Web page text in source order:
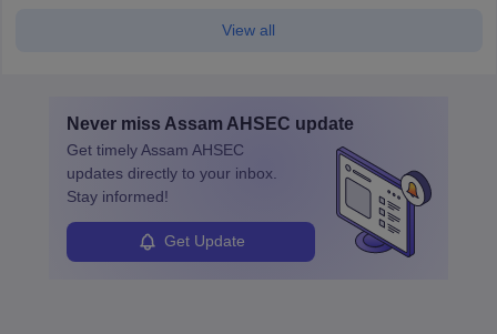
View all
Never miss Assam AHSEC update
Get timelyAssam AHSEC
updates directly to your inbox.
Stay informed!
Get Update